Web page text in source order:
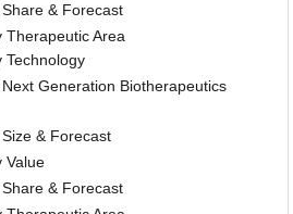
& Forecast
Therapeutic Area
Technology
Generation Biotherapeutics
& Forecast
Value
& Forecast